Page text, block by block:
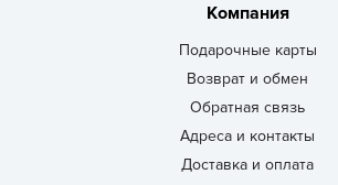
Компания
Подарочные карты
Возврат и обмен
Обратная связь
Адреса и контакты
Доставка и оплата